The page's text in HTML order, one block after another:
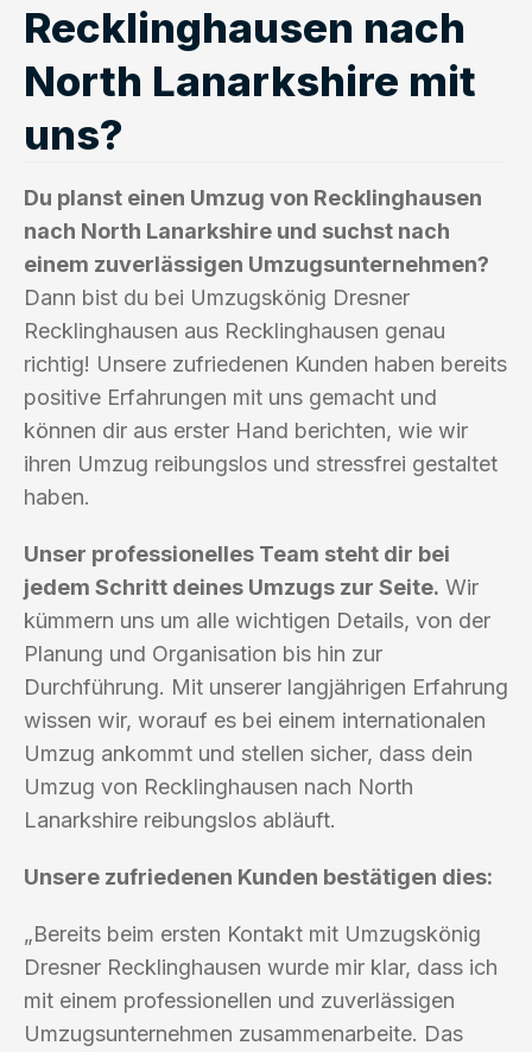
Recklinghausen nach
North Lanarkshire mit
uns?
Du planst einen Umzug von Recklinghausen
nach North Lanarkshire und suchst nach
einem zuverlässigen Umzugsunternehmen?
Dann bist du bei Umzugskönig Dresner
Recklinghausen aus Recklinghausen genau
richtig! Unsere zufriedenen Kunden haben bereits
positive Erfahrungen mit uns gemacht und
können dir aus erster Hand berichten, wie wir
ihren Umzug reibungslos und stressfrei gestaltet
haben.
Unser professionelles Team steht dir bei
jedem Schritt deines Umzugs zur Seite. Wir
kümmern uns um alle wichtigen Details, von der
Planung und Organisation bis hin zur
Durchführung. Mit unserer langjährigen Erfahrung
wissen wir, worauf es bei einem internationalen
Umzug ankommt und stellen sicher, dass dein
Umzug von Recklinghausen nach North
Lanarkshire reibungslos abläuft.
Unsere zufriedenen Kunden bestätigen dies:
„Bereits beim ersten Kontakt mit Umzugskönig
Dresner Recklinghausen wurde mir klar, dass ich
mit einem professionellen und zuverlässigen
Umzugsunternehmen zusammenarbeite. Das